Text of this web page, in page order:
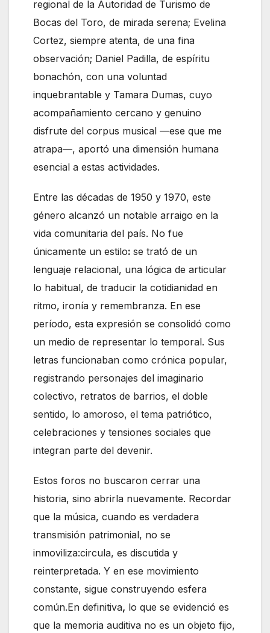
regional de la Autoridad de Turismo de
Bocas del Toro, de mirada serena; Evelina
Cortez, siempre atenta, de una fina
observación; Daniel Padilla, de espíritu
bonachón, con una voluntad
inquebrantable y Tamara Dumas, cuyo
acompañamiento cercano y genuino
disfrute del corpus musical —ese que me
atrapa—, aportó una dimensión humana
esencial a estas actividades.
Entre las décadas de 1950 y 1970, este
género alcanzó un notable arraigo en la
vida comunitaria del país. No fue
únicamente un estilo: se trató de un
lenguaje relacional, una lógica de articular
lo habitual, de traducir la cotidianidad en
ritmo, ironía y remembranza. En ese
período, esta expresión se consolidó como
un medio de representar lo temporal. Sus
letras funcionaban como crónica popular,
registrando personajes del imaginario
colectivo, retratos de barrios, el doble
sentido, lo amoroso, el tema patriótico,
celebraciones y tensiones sociales que
integran parte del devenir.
Estos foros no buscaron cerrar una
historia, sino abrirla nuevamente. Recordar
que la música, cuando es verdadera
transmisión patrimonial, no se
inmoviliza:circula, es discutida y
reinterpretada. Y en ese movimiento
constante, sigue construyendo esfera
común.En definitiva, lo que se evidenció es
que la memoria auditiva no es un objeto fijo,